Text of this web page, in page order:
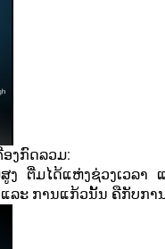
ງກົດລວມ:
ງ ຕື່ມໄດ້ແຫ່ງຊ່ວງເວລ
ແລະ ການແກ້ວນັ້ນ ຄືກັບກາ